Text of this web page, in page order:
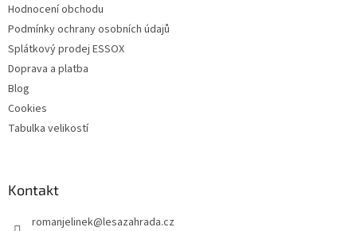
Hodnocení obchodu
Podmínky ochrany osobních údajů
Splátkový prodej ESSOX
Doprava a platba
Blog
Cookies
Tabulka velikostí
Kontakt
romanjelinek@lesazahrada.cz